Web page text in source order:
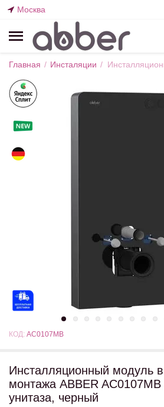
Москва
Главная / Инсталяции /
КОД: AC0107MB
Инсталляционный модуль
монтажа ABBER
унитаза, черный